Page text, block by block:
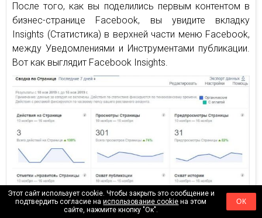
После того, как вы поделились первым контентом в
бизнес-странице Facebook, вы увидите вкладку
Insights (Статистика) в верхней части меню Facebook,
между Уведомлениями и Инструментами публикации.
Вот как выглядит Facebook Insights.
Этот сайт использует cookie. Чтобы закрыть это сообщение и
подтвердить согласие наиспользование cookie на этом
сайте, нажмите кнопку "Ок".
ОК